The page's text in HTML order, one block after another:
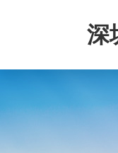
深